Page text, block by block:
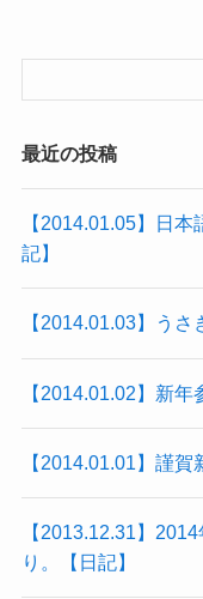
最近の投稿
【2014.01.05】日
記】
【2014.01.03】うさ
【2014.01.02】新年
【2014.01.01】謹賀
【2013.12.31】
り。【日記】